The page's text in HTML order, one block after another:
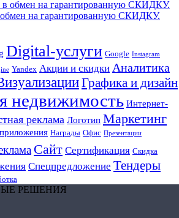
обмен на гарантированную СКИДКУ.
Digital-услуги Google Instagram
Yandex Акции и скидки Аналитика
Графика и дизайн
недвижимость Интернет-
реклама Логотип Маркетинг
Награды Офис Презентации
Сайт Сертификация Скидка
Спецпредложение Тендеры
РЕШЕНИЯ